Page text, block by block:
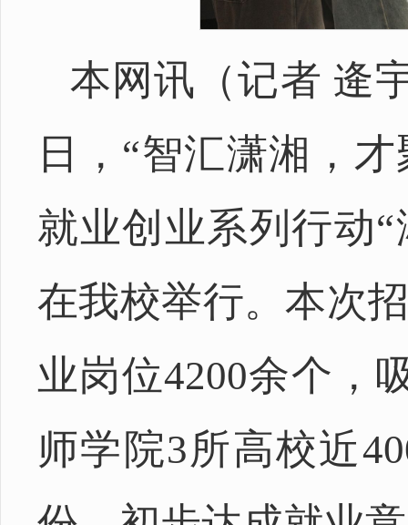
本网讯（记者 逄
日，“智汇潇湘，
就业创业系列行动
在我校举行。本次
业岗位4200余个，
师学院3所高校近